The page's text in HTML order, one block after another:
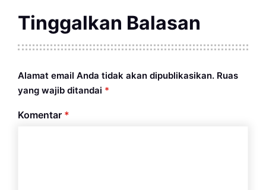
Tinggalkan Balasan
Alamat email Anda tidak akan dipublikasikan. Ruas
yang wajib ditandai *
Komentar *